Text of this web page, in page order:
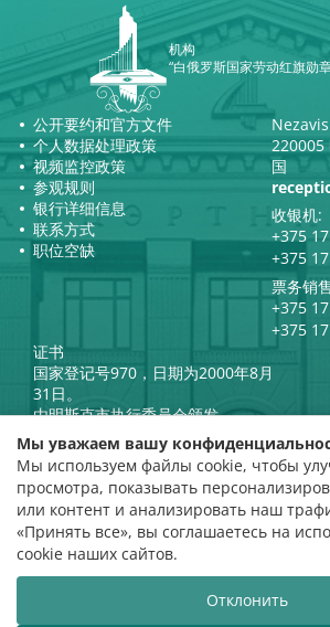
机构
“白俄罗斯国家劳动红旗勋
公开要约和官方文件
个人数据处理政策
视频监控政策
参观规则
银行详细信息
联系方式
职位空缺
220005
国
收银机:
+375
+375
票务销
+375
+375
证书
国家登记号970，日期为2000年8月
31日。
由明斯克市执行委员会颁发。
白俄罗斯共和国总统官方互联网
白俄罗斯共和国文化部
Мы уважаем вашу
Мы используем файлы cookie, чтобы
просмотра, показывать
или контент и анализировать наш
«Принять все», вы соглашаетесь на
cookie наших сайтов.
Отклонить